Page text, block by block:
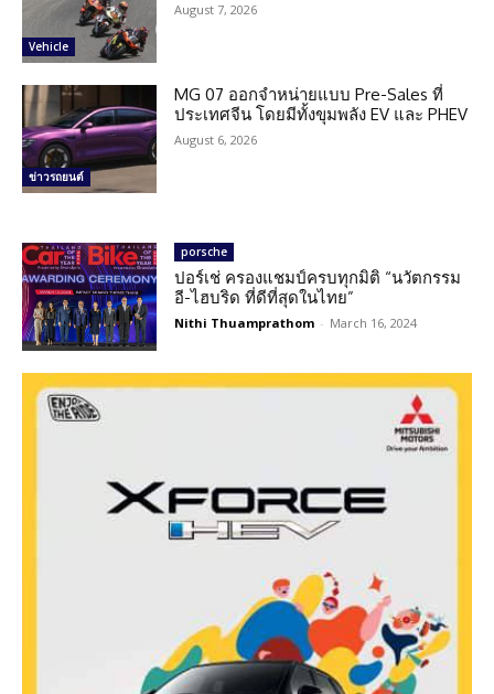
Vehicle
August 7, 2026
ข่าวรถยนต์
MG 07 ออกจำหน่ายแบบ Pre-Sales ที่
ประเทศจีน โดยมีทั้งขุมพลัง EV และ PHEV
August 6, 2026
porsche
ปอร์เช่ ครองแชมป์ครบทุกมิติ “นวัตกรรม
อี-ไฮบริด ที่ดีที่สุดในไทย”
Nithi Thuamprathom - March 16, 2024